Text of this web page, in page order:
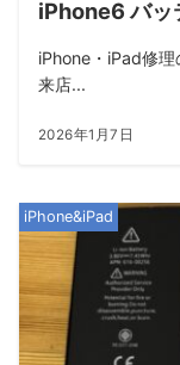
iPhone6 バッ
iPhone・iPad修
来店...
2026年1月7日
iPhone&iPad